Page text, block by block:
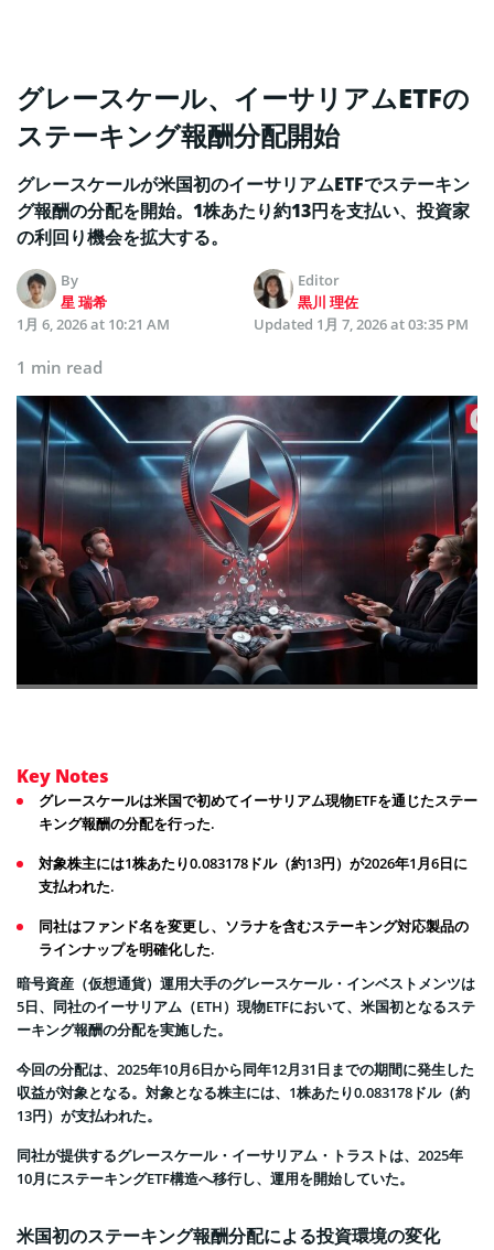
グレースケール、イーサリアムETFの
ステーキング報酬分配開始
グレースケールが米国初のイーサリアムETFでステーキン
グ報酬の分配を開始。1株あたり約13円を支払い、投資家
の利回り機会を拡大する。
By
星 瑞希
Editor
黒川 理佐
1月 6, 2026 at 10:21 AM
Updated 1月 7, 2026 at 03:35 PM
1 min read
Key Notes
グレースケールは米国で初めてイーサリアム現物ETFを通じたステー
キング報酬の分配を行った.
対象株主には1株あたり0.083178ドル（約13円）が2026年1月6日に
支払われた.
同社はファンド名を変更し、ソラナを含むステーキング対応製品の
ラインナップを明確化した.
暗号資産（仮想通貨）運用大手のグレースケール・インベストメンツは
5日、同社のイーサリアム（ETH）現物ETFにおいて、米国初となるステ
ーキング報酬の分配を実施した。
今回の分配は、2025年10月6日から同年12月31日までの期間に発生した
収益が対象となる。対象となる株主には、1株あたり0.083178ドル（約
13円）が支払われた。
同社が提供するグレースケール・イーサリアム・トラストは、2025年
10月にステーキングETF構造へ移行し、運用を開始していた。
米国初のステーキング報酬分配による投資環境の変化